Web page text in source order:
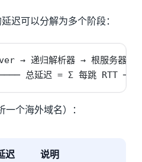
迟可以分解为多个阶段：
→ 递归解析器 → 根服务器 →
总延迟 = Σ 每跳 RTT
个海外域名）：
迟 说明